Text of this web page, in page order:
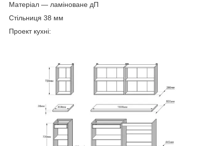
Матеріал — ламіноване дП
Стільниця 38 мм
Проект кухні: